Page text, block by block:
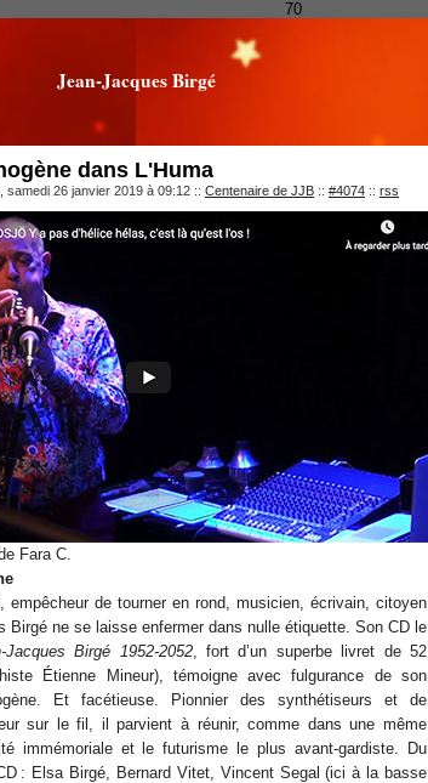
70
Jean-Jacques Birgé
dans L'Huma
samedi 26 janvier 2019 à 09:12 :: Centenaire de JJB :: #4074 :: rss
Fara C.
empêcheur de tourner en rond, musicien, écrivain, citoyen
ne se laisse enfermer dans nulle étiquette. Son CD le
Birgé 1952-2052, fort d’un superbe livret de 52
Étienne Mineur), témoigne avec fulgurance de son
Et facétieuse. Pionnier des synthétiseurs et de
sur le fil, il parvient à réunir, comme dans une même
immémoriale et le futurisme le plus avant-gardiste. Du
: Elsa Birgé, Bernard Vitet, Vincent Segal (ici à la basse